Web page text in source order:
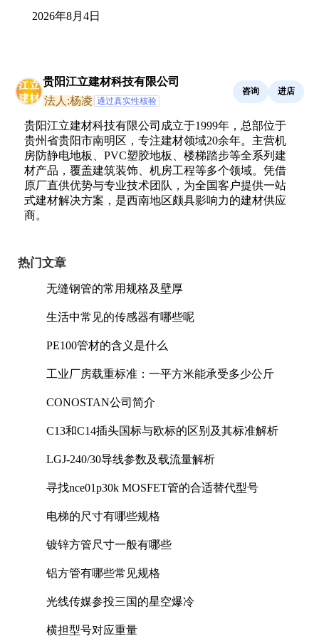
2026年8月4日
贵阳江立建材科技有限公司
法人:杨凌 通过真实性核验
咨询 进店
贵阳江立建材科技有限公司成立于1999年，总部位于
贵州省贵阳市南明区，专注建材领域20余年。主营机
房防静电地板、PVC塑胶地板、楼梯踏步等全系列建
材产品，覆盖建筑装饰、机房工程等多个领域。凭借
原厂直供优势与专业技术团队，为全国客户提供一站
式建材解决方案，是西南地区颇具影响力的建材供应
商。
热门文章
无缝钢管的常用规格及壁厚
生活中常见的传感器有哪些呢
PE100管材的含义是什么
工业厂房载重标准：一平方米能承受多少公斤
CONOSTAN公司简介
C13和C14插头国标与欧标的区别及其标准解析
LGJ-240/30导线参数及载流量解析
寻找nce01p30k MOSFET管的合适替代型号
电梯的尺寸有哪些规格
镀锌方管尺寸一般有哪些
铝方管有哪些常见规格
光线传媒参投三国的星空爆冷
横担型号对应重量